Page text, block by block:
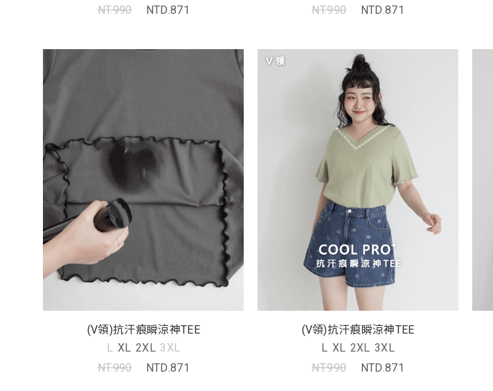
NT.990
NTD.871
NT.990
NTD.871
(V領)抗汗痕瞬涼神TEE
L XL 2XL 3XL
NT.990
NTD.871
(V領)抗汗痕瞬涼神TEE
L XL 2XL 3XL
NT.990
NTD.871